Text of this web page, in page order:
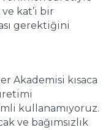
kat’i bir
gerektiğini
Akademisi kısaca
kullanamıyoruz.
ve bağımsızlık